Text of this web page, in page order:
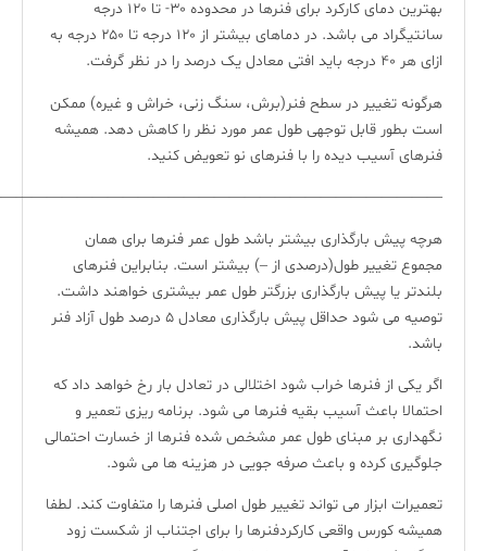
بهترین دمای کارکرد برای فنرها در محدوده ۳۰- تا ۱۲۰ درجه
سانتیگراد می باشد. در دماهای بیشتر از ۱۲۰ درجه تا ۲۵۰ درجه به
ازای هر ۴۰ درجه باید افتی معادل یک درصد را در نظر گرفت.
هرگونه تغییر در سطح فنر(برش، سنگ زنی، خراش و غیره) ممکن
است بطور قابل توجهی طول عمر مورد نظر را کاهش دهد. همیشه
فنرهای آسیب دیده را با فنرهای نو تعویض کنید.
هرچه پیش بارگذاری بیشتر باشد طول عمر فنرها برای همان
مجموع تغییر طول(درصدی از –) بیشتر است. بنابراین فنرهای
بلندتر یا پیش بارگذاری بزرگتر طول عمر بیشتری خواهند داشت.
توصیه می شود حداقل پیش بارگذاری معادل ۵ درصد طول آزاد فنر
باشد.
اگر یکی از فنرها خراب شود اختلالی در تعادل بار رخ خواهد داد که
احتمالا باعث آسیب بقیه فنرها می شود. برنامه ریزی تعمیر و
نگهداری بر مبنای طول عمر مشخص شده فنرها از خسارت احتمالی
جلوگیری کرده و باعث صرفه جویی در هزینه ها می شود.
تعمیرات ابزار می تواند تغییر طول اصلی فنرها را متفاوت کند. لطفا
همیشه کورس واقعی کارکردفنرها را برای اجتناب از شکست زود